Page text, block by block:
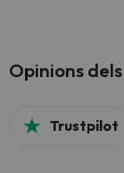
Opinions
Trustpilot